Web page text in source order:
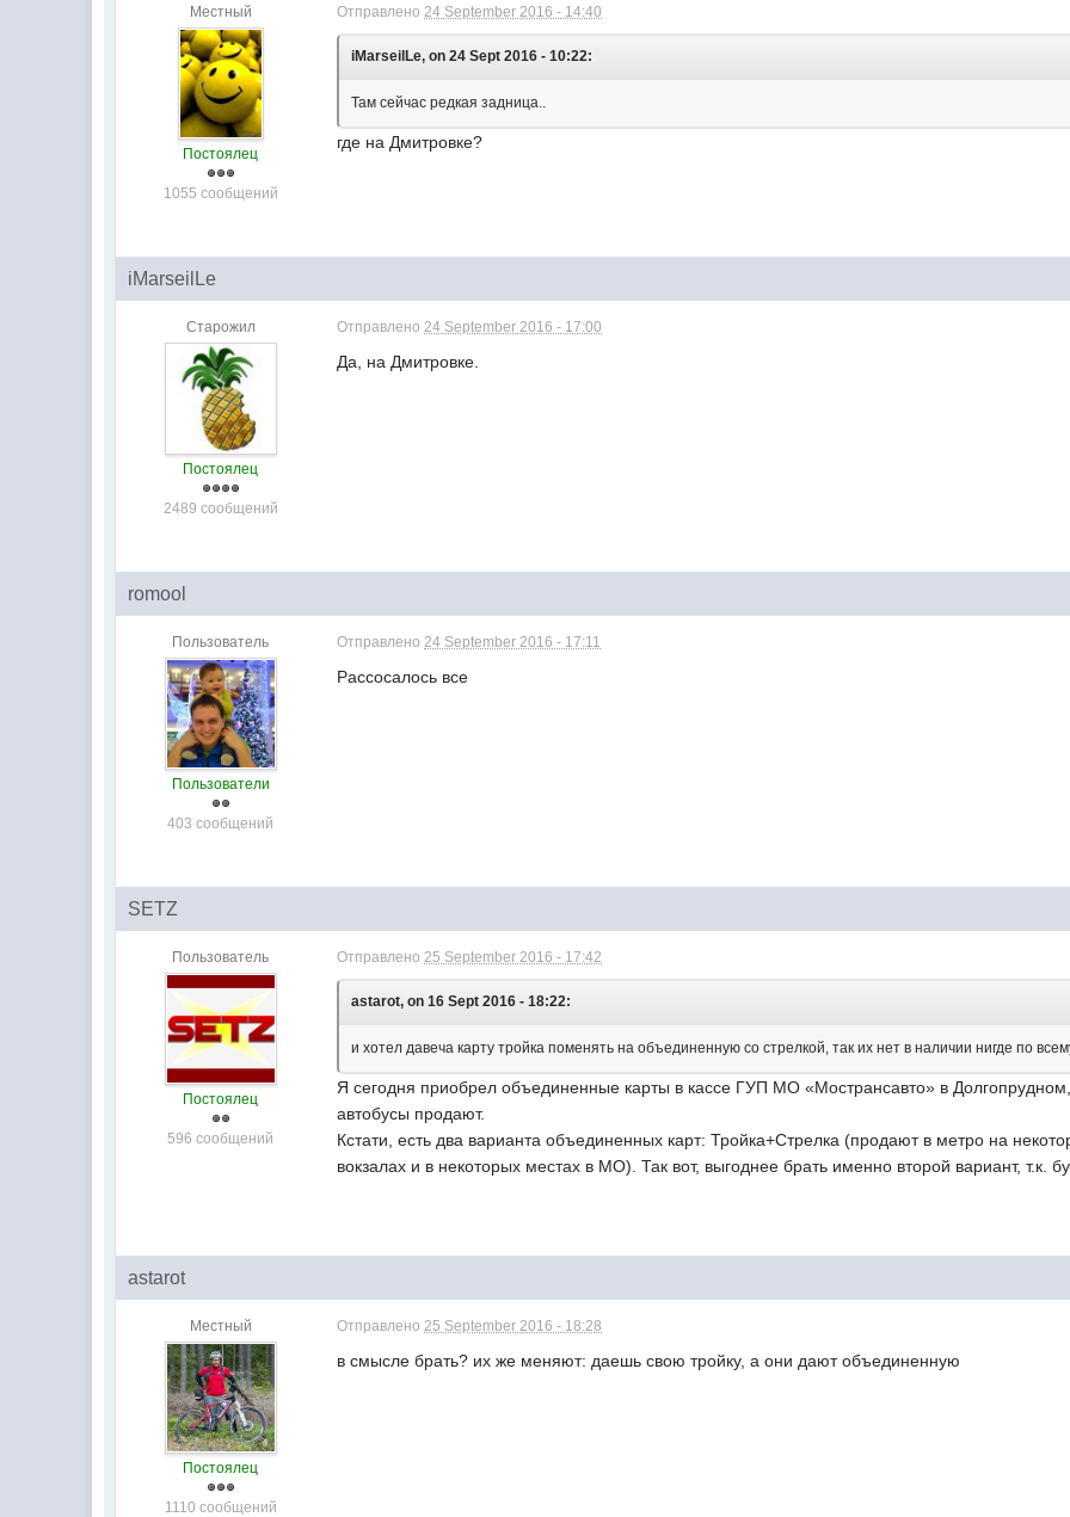
Местный
Постоялец
1055 сообщений
Отправлено24 September 2016 - 14:40
iMarseilLe, on 24 Sept 2016 - 10:22:
Там сейчас редкая задница..
где на Дмитровке?
iMarseilLe
Старожил
Постоялец
2489 сообщений
Отправлено24 September 2016 - 17:00
Да, на Дмитровке.
romool
Пользователь
Пользователи
403 сообщений
Отправлено24 September 2016 - 17:11
Рассосалось все
SETZ
Пользователь
Постоялец
596 сообщений
Отправлено25 September 2016 - 17:42
astarot, on 16 Sept 2016 - 18:22:
и хотел давеча карту тройка поменять на объединенную со стрелкой, так их нет в наличии нигде по
Я сегодня приобрел объединенные карты в кассе ГУП МО «Мострансавто» в
автобусы продают.
Кстати, есть два варианта объединенных карт: Тройка+Стрелка (продают в метро на
вокзалах и в некоторых местах в МО). Так вот, выгоднее брать именно второй вариант, т.к.
astarot
Местный
Постоялец
1110 сообщений
Отправлено25 September 2016 - 18:28
в смысле брать? их же меняют: даешь свою тройку, а они дают объединенную